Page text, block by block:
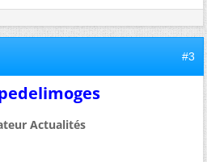
#3
Actualités